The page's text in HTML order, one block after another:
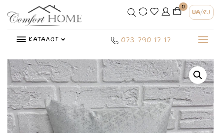
0
UA/RU
КАТАЛОГ 073 790 17 17